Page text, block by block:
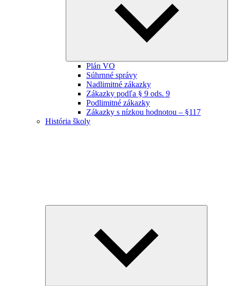
Plán VO
Súhrnné správy
Nadlimitné zákazky
Zákazky podľa § 9 ods. 9
Podlimitné zákazky
Zákazky s nízkou hodnotou – §117
História školy